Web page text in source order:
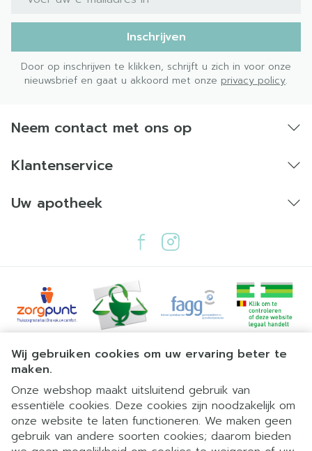
Wij gebruiken cookies om uw ervaring beter te
maken.
Onze webshop maakt uitsluitend gebruik van
essentiële cookies. Deze cookies zijn noodzakelijk om
onze website te laten functioneren. We maken geen
gebruik van andere soorten cookies; daarom bieden
Inschrijven
Door op inschrijven te klikken, schrijft u zich in voor onze
nieuwsbrief en gaat u akkoord met onze privacy policy.
Neem contact met ons op
Klantenservice
Uw apotheek
Juridische links